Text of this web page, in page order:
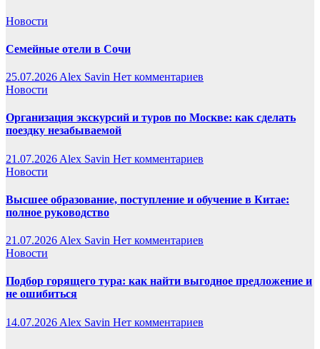
Новости
Семейные отели в Сочи
25.07.2026 Alex Savin Нет комментариев
Новости
Организация экскурсий и туров по Москве: как сделать
поездку незабываемой
21.07.2026 Alex Savin Нет комментариев
Новости
Высшее образование, поступление и обучение в Китае:
полное руководство
21.07.2026 Alex Savin Нет комментариев
Новости
Подбор горящего тура: как найти выгодное предложение и
не ошибиться
14.07.2026 Alex Savin Нет комментариев